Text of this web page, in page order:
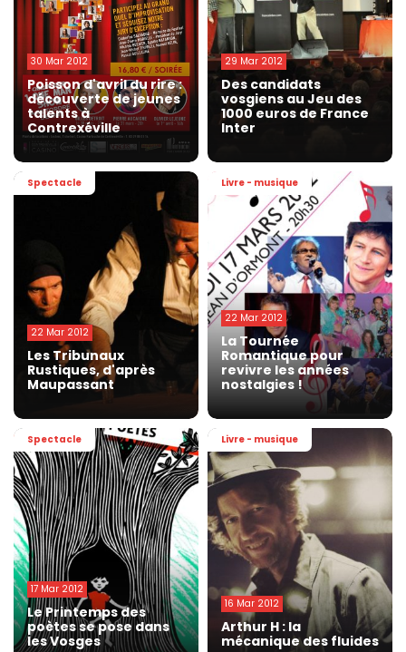
30 Mar 2012
Poisson d'avril du rire :
découverte de jeunes
talents à
Contrexéville
29 Mar 2012
Des candidats
vosgiens au Jeu des
1000 euros de France
Inter
Spectacle
22 Mar 2012
Les Tribunaux
Rustiques, d'après
Maupassant
Livre - musique
22 Mar 2012
La Tournée
Romantique pour
revivre les années
nostalgies !
Spectacle
17 Mar 2012
Le Printemps des
poètes se pose dans
les Vosges
Livre - musique
16 Mar 2012
Arthur H : la
mécanique des fluides